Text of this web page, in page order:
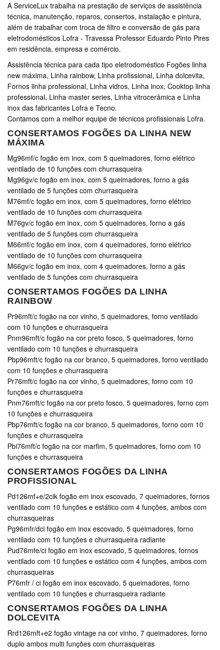
A ServiceLux trabalha na prestação de serviços de assistência
técnica, manutenção, reparos, consertos, instalação e pintura,
além de trabalhar com troca de filtro e conversão de gás para
eletrodomésticos Lofra - Travessa Professor Eduardo Pinto Pires
em residência, empresa e comércio.
Assistência técnica para cada tipo eletrodoméstico Fogões linha
new máxima, Linha rainbow, Linha profissional, Linha dolcevita,
Fornos linha professional, Linha vidros, Linha inox, Cooktop linha
professional, Linha master series, Linha vitrocerâmica e Linha
inox das fabricantes Lofra e Tecno.
Contamos com a melhor equipe de técnicos profissionais Lofra.
CONSERTAMOS FOGÕES DA LINHA NEW
MÁXIMA
Mg96mf/c fogão em inox, com 5 queimadores, forno elétrico
ventilado de 10 funções com churrasqueira
Mg96gv/c fogão em inox, com 5 queimadores, forno a gás
ventilado de 5 funções com churrasqueira
M76mf/c fogão em inox, com 5 queimadores, forno elétrico
ventilado de 10 funções com churrasqueira
M76gv/c fogão em inox, com 5 queimadores, forno a gás
ventilado de 5 funções com churrasqueira
M66mf/c fogão em inox, com 4 queimadores, forno elétrico
ventilado de 10 funções com churrasqueira
M66gv/c fogão em inox, com 4 queimadores, forno a gás
ventilado de 5 funções com churrasqueira
CONSERTAMOS FOGÕES DA LINHA
RAINBOW
Pr96mft/c fogão na cor vinho, 5 queimadores, forno ventilado
com 10 funções e churrasqueira
Pnm96mft/c fogão na cor preto fosco, 5 queimadores, forno
ventilado com 10 funções e churrasqueira
Pbp96mft/c fogão na cor branco, 5 queimadores, forno ventilado
com 10 funções e churrasqueira
Pr76mft/c fogão na cor vinho, 5 queimadores, forno com 10
funções e churrasqueira
Pnm76mft/c fogão na cor preto fosco, 5 queimadores, forno com
10 funções e churrasqueira
Pbp76mft/c fogão na cor branco, 5 queimadores, forno com 10
funções e churrasqueira
Pbi76mft/c fogão na cor marfim, 5 queimadores, forno com 10
funções e churrasqueira
CONSERTAMOS FOGÕES DA LINHA
PROFISSIONAL
Pd126mf+e/2cik fogão em inox escovado, 7 queimadores, fornos
ventilado com 10 funções e estático com 4 funções, ambos com
churrasqueiras
Pg96mfr/dci fogão em inox escovado, 5 queimadores, forno
ventilado com 10 funções e churrasqueira radiante
Pud76mfe/ci fogão em inox escovado, 5 queimadores, fornos
ventilado com 10 funções e estático com 4 funções, ambos com
churrasqueiras
P76mfr / ci fogão em inox escovado, 5 queimadores, forno
ventilado com 10 funções e churrasqueira radiante
CONSERTAMOS FOGÕES DA LINHA
DOLCEVITA
Rrd126mft+e2 fogão vintage na cor vinho, 7 queimadores, forno
duplo ambos multi funções com churrasqueiras